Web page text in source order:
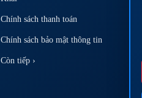
Chính sách thanh toán
Chính sách bảo mật thông tin
Còn tiếp ›